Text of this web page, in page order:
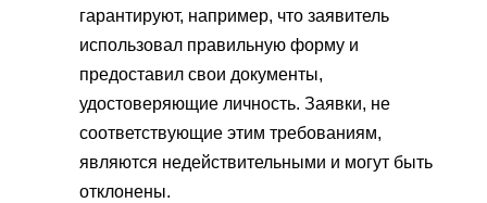
гарантируют, например, что заявитель
использовал правильную форму и
предоставил свои документы,
удостоверяющие личность. Заявки, не
соответствующие этим требованиям,
являются недействительными и могут быть
отклонены.